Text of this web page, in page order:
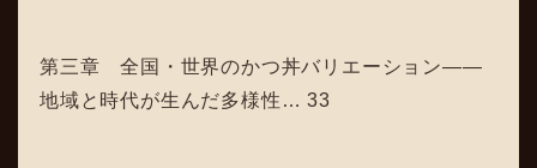
第三章 全国・世界のかつ丼バリエーション――
地域と時代が生んだ多様性… 33